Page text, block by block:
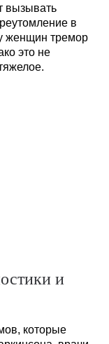
вызывать
в
женщин тремор
это не
и
которые